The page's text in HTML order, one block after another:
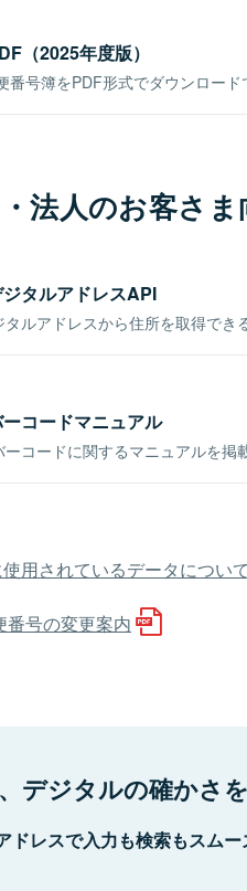
（2025年度版）
番号簿をPDF形式でダウンロード
法人のお客さま
タルアドレスAPI
ルアドレスから住所を取得でき
コードマニュアル
コードに関するマニュアルを掲
用されているデータについて
号の変更案内
デジタルの確かさを
ドレスで入力も検索もスムー